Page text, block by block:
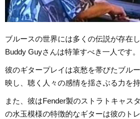
ブルースの世界には多くの伝説が存在
Buddy Guyさんは特筆すべき一人です。
彼のギタープレイは哀愁を帯びたブル
映し、聴く人々の感情を揺さぶる力を持
また、彼はFender製のストラトキャス
の水玉模様の特徴的なギターは彼のト